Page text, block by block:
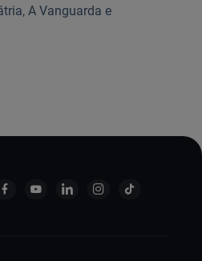
A Vanguarda e